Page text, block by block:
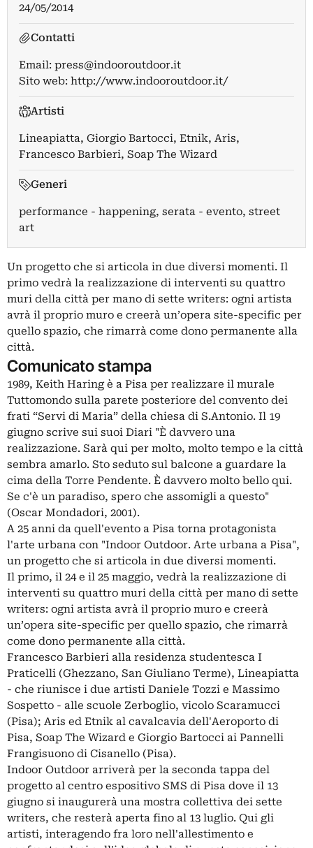
24/05/2014
Contatti
Email: press@indooroutdoor.it
Sito web: http://www.indooroutdoor.it/
Artisti
Lineapiatta, Giorgio Bartocci, Etnik, Aris,
Francesco Barbieri, Soap The Wizard
Generi
performance - happening, serata - evento, street
art
Un progetto che si articola in due diversi momenti. Il
primo vedrà la realizzazione di interventi su quattro
muri della città per mano di sette writers: ogni artista
avrà il proprio muro e creerà un’opera site-specific per
quello spazio, che rimarrà come dono permanente alla
città.
Comunicato stampa
1989, Keith Haring è a Pisa per realizzare il murale
Tuttomondo sulla parete posteriore del convento dei
frati “Servi di Maria” della chiesa di S.Antonio. Il 19
giugno scrive sui suoi Diari "È davvero una
realizzazione. Sarà qui per molto, molto tempo e la città
sembra amarlo. Sto seduto sul balcone a guardare la
cima della Torre Pendente. È davvero molto bello qui.
Se c'è un paradiso, spero che assomigli a questo"
(Oscar Mondadori, 2001).
A 25 anni da quell'evento a Pisa torna protagonista
l'arte urbana con "Indoor Outdoor. Arte urbana a Pisa",
un progetto che si articola in due diversi momenti.
Il primo, il 24 e il 25 maggio, vedrà la realizzazione di
interventi su quattro muri della città per mano di sette
writers: ogni artista avrà il proprio muro e creerà
un’opera site-specific per quello spazio, che rimarrà
come dono permanente alla città.
Francesco Barbieri alla residenza studentesca I
Praticelli (Ghezzano, San Giuliano Terme), Lineapiatta
- che riunisce i due artisti Daniele Tozzi e Massimo
Sospetto - alle scuole Zerboglio, vicolo Scaramucci
(Pisa); Aris ed Etnik al cavalcavia dell'Aeroporto di
Pisa, Soap The Wizard e Giorgio Bartocci ai Pannelli
Frangisuono di Cisanello (Pisa).
Indoor Outdoor arriverà per la seconda tappa del
progetto al centro espositivo SMS di Pisa dove il 13
giugno si inaugurerà una mostra collettiva dei sette
writers, che resterà aperta fino al 13 luglio. Qui gli
artisti, interagendo fra loro nell'allestimento e